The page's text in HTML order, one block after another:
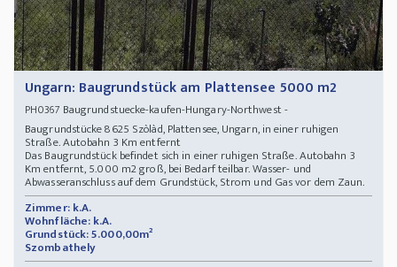
Ungarn: Baugrundstück am Plattensee 5000 m2
PH0367 Baugrundstuecke-kaufen-Hungary-Northwest -
Baugrundstücke 8625 Szòlàd, Plattensee, Ungarn, in einer ruhigen
Straße. Autobahn 3 Km entfernt
Das Baugrundstück befindet sich in einer ruhigen Straße. Autobahn 3
Km entfernt, 5.000 m2 groß, bei Bedarf teilbar. Wasser- und
Abwasseranschluss auf dem Grundstück, Strom und Gas vor dem Zaun.
Zimmer: k.A.
Wohnfläche: k.A.
Grundstück: 5.000,00m²
Szombathely